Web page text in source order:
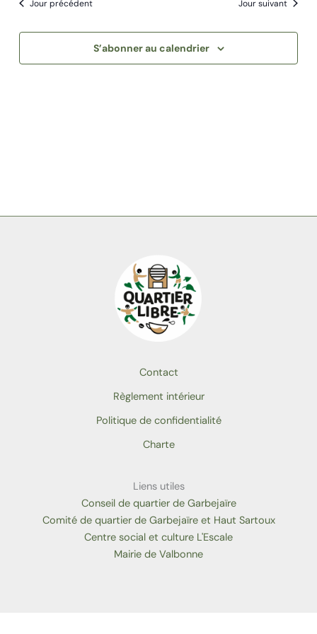
de
Évènements
date.
Jour précédent Jour suivant
S’abonner au calendrier
Contact
Règlement intérieur
Politique de confidentialité
Charte
Liens utiles
Conseil de quartier de Garbejaïre
Comité de quartier de Garbejaïre et Haut Sartoux
Centre social et culture L'Escale
Mairie de Valbonne